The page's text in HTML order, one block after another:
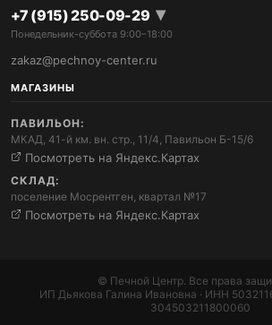
+7 (915) 250-09-29 ▾
Понедельник-суббота 9:00–18:00
zakaz@pechnoy-center.ru
МАГАЗИНЫ
ПАВИЛЬОН:
МКАД, 41-й км. вн. стр., 11/4, Павильон Б-15/6
Посмотреть на Яндекс.Картах
СКЛАД:
поселение Мосрентген, квартал №17
Посмотреть на Яндекс.Картах
© Печной Центр. Все права
ИП Дьякова Галина Ивановна · ИНН
304503211800060
+7 (915) 250-09-29
zakaz@pechnoy-center.ru